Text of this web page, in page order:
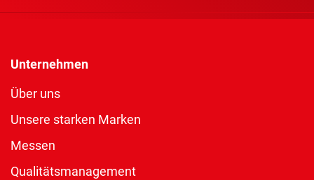
Unternehmen
Über uns
Unsere starken Marken
Messen
Qualitätsmanagement